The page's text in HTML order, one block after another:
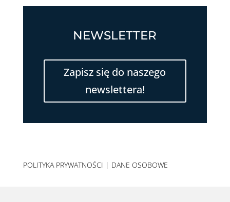
NEWSLETTER
Zapisz się do naszego
newslettera!
POLITYKA PRYWATNOŚCI | DANE OSOBOWE